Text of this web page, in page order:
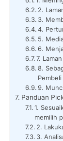
2.
3.
4.
5.
6.
7.
8.
Pembeli
9.
Panduan
1.
memilih
2.
3.